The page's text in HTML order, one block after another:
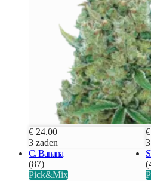
€ 24.00
3 zaden
C. Banana
(87)
Pick&Mix